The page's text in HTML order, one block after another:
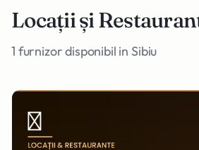
Locații și
1 furnizor disponibil in Sibiu